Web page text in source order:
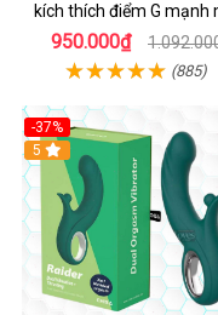
kích thích điểm G mạnh
950.000₫
(885)
-37%
Hot
5